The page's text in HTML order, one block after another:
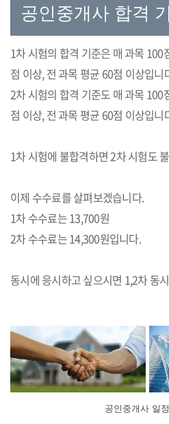
공인중개사 합격
1차 시험의 합격 기준은 매 과목
점 이상, 전 과목 평균 60점 이상입니
2차 시험의 합격 기준도 매 과목 100
점 이상, 전 과목 평균 60점 이상입니
1차 시험에 불합격하면 2차 시험도
이제 수수료를 살펴보겠습니다.
1차 수수료는 13,700원
2차 수수료는 14,300원입니다.
동시에 응시하고 싶으시면 1,2차 동
공인중개사 일